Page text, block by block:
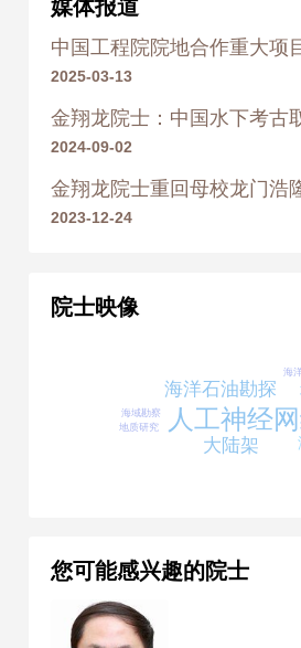
2017年《强海国士
院士金翔龙传记》 海
媒体报道
2025-03-13
2024-09-02
2023-12-24
院士映像
人工神经
海洋石油勘探
大陆架
地质研究
海域勘察
海
您可能感兴趣的院士